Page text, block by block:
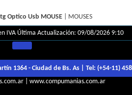
Optico Usb MOUSE MOUSES
IVA Última Actualización: 09/08/2026 9:10
1364 - Ciudad de Bs. As | Tel: (+54-11)
| www.compumanias.com.ar